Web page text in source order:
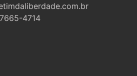
4714